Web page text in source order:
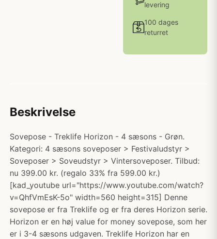
levering
100 dages
returret
Beskrivelse
Sovepose - Treklife Horizon - 4 sæsons - Grøn.
Kategori: 4 sæsons soveposer > Festivaludstyr >
Soveposer > Soveudstyr > Vintersoveposer. Tilbud:
nu 399.00 kr. (regalo 33% fra 599.00 kr.)
[kad_youtube url="https://www.youtube.com/watch?
v=QhfVmEsK-5o" width=560 height=315] Denne
sovepose er fra Treklife og er fra deres Horizon serie.
Horizon er en høj value for money sovepose, som her
er i 3-4 sæsons udgaven. Treklife Horizon har en